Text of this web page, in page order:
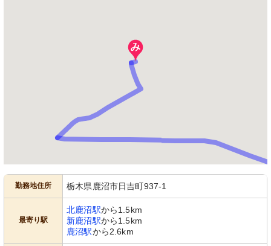
勤務地住所 栃木県鹿沼市日吉町937-1
最寄り駅
北鹿沼駅から1.5km
新鹿沼駅から1.5km
鹿沼駅から2.6km